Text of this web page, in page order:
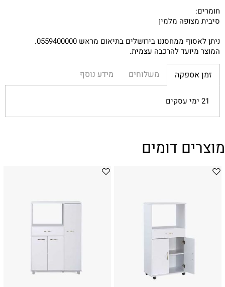
חומרים:
סיבית מצופה מלמין
ניתן לאסוף ממחסננו בירושלים בתיאום מראש 0559400000.
המוצר מיועד להרכבה עצמית.
זמן אספקה משלוחים מידע נוסף
21 ימי עסקים
מוצרים דומים